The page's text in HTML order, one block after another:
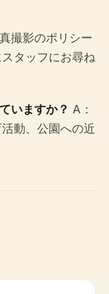
撮影のポリシー
タッフにお尋ね
いますか？ A：
動、公園への近